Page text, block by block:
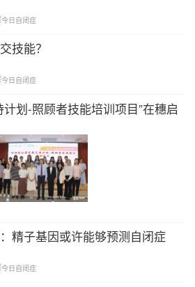
直到完成成任务
力
绪的能力
能力
时期5个月时开始发展，直到25-
非常高阶且复杂的能力组合。
得很长，但在学龄阶段仍需要
才能很好地发展出自我管理。
今日自闭症
技能？
今日自闭症
划-照顾者技能培训项目”在穗启
精子基因或许能够预测自闭症
今日自闭症